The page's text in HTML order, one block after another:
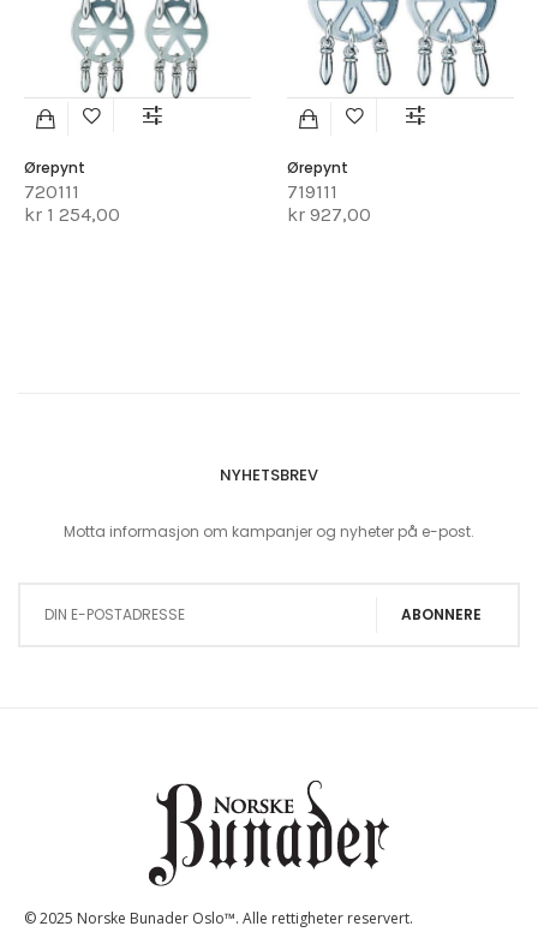
Ørepynt
720111
kr 1 254,00
Ørepynt
719111
kr 927,00
NYHETSBREV
Motta informasjon om kampanjer og nyheter på e-post.
ABONNERE
© 2025 Norske Bunader Oslo™. Alle rettigheter reservert.